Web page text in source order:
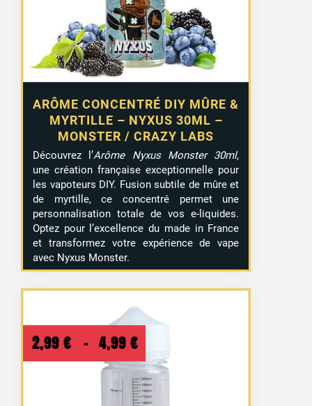
ARÔME CONCENTRÉ DIY MÛRE &
MYRTILLE – NYXUS 30ML –
MONSTER / CRAZY LABS
Découvrez l’Arôme Nyxus Monster 30ml,
une création française exceptionnelle pour
les vapoteurs DIY. Fusion subtile de mûre et
de myrtille, ce concentré permet une
personnalisation totale de vos e-liquides.
Optez pour l’excellence du made in France
et transformez votre expérience de vape
avec Nyxus Monster.
2,99 € – 4,99 €
de
prix :